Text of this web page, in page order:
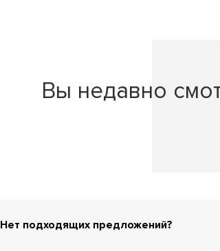
Вы недавно
Нет подходящих предложений?